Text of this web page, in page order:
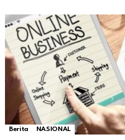
Berita NASIONAL